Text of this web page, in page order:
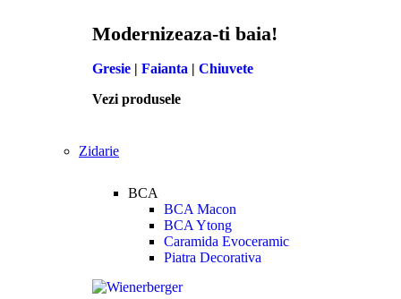
Modernizeaza-ti baia!
Gresie | Faianta | Chiuvete
Vezi produsele
Zidarie
BCA
BCA Macon
BCA Ytong
Caramida Evoceramic
Piatra Decorativa